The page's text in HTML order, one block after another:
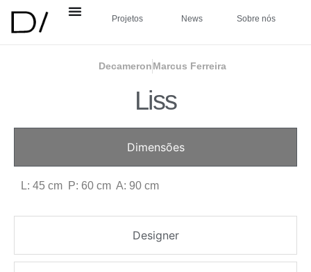
Projetos News Sobre nós
DecameronMarcus Ferreira
Liss
Dimensões
Designer
L: 45 cm P: 60 cm A: 90 cm